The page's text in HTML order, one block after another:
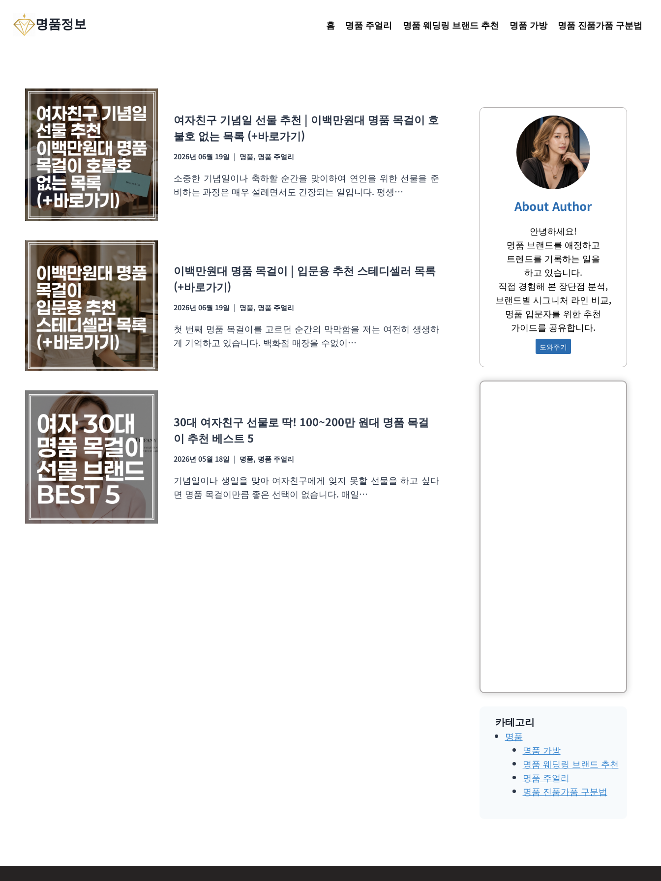
content
명품정보 홈 명품 주얼리 명품 웨딩링 브랜드 추천 명품 가방 명품 진품가품 구분법
여자친구 기념일 선물 추천 | 이백만원대 명품 목걸이 호
불호 없는 목록 (+바로가기)
2026년 06월 19일 명품, 명품 주얼리
소중한 기념일이나 축하할 순간을 맞이하여 연인을 위한 선물을 준
비하는 과정은 매우 설레면서도 긴장되는 일입니다. 평생…
이백만원대 명품 목걸이 | 입문용 추천 스테디셀러 목록
(+바로가기)
2026년 06월 19일 명품, 명품 주얼리
첫 번째 명품 목걸이를 고르던 순간의 막막함을 저는 여전히 생생하
게 기억하고 있습니다. 백화점 매장을 수없이…
30대 여자친구 선물로 딱! 100~200만 원대 명품 목걸
이 추천 베스트 5
2026년 05월 18일 명품, 명품 주얼리
기념일이나 생일을 맞아 여자친구에게 잊지 못할 선물을 하고 싶다
면 명품 목걸이만큼 좋은 선택이 없습니다. 매일…
About Author
안녕하세요!
명품 브랜드를 애정하고
트렌드를 기록하는 일을
하고 있습니다.
직접 경험해 본 장단점 분석,
브랜드별 시그니처 라인 비교,
명품 입문자를 위한 추천
가이드를 공유합니다.
도와주기
카테고리
명품
명품 가방
명품 웨딩링 브랜드 추천
명품 주얼리
명품 진품가품 구분법